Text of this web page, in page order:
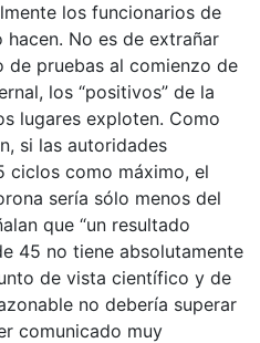
los funcionarios de
hacen. No es de extrañar
de pruebas al comienzo de
los “positivos” de la
lugares exploten. Como
si las autoridades
ciclos como máximo, el
sería sólo menos del
que “un resultado
45 no tiene absolutamente
de vista científico y de
no debería superar
comunicado muy